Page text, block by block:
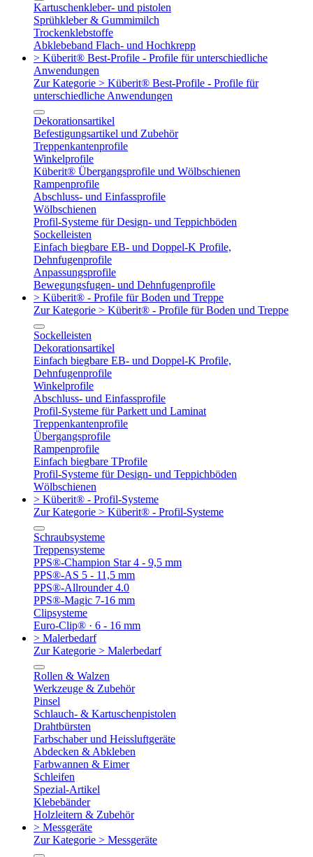
Kartuschenkleber- und pistolen
Sprühkleber & Gummimilch
Trockenklebstoffe
Abklebeband Flach- und Hochkrepp
> Küberit® Best-Profile - Profile für unterschiedliche
Anwendungen
Zur Kategorie > Küberit® Best-Profile - Profile für
unterschiedliche Anwendungen
Dekorationsartikel
Befestigungsartikel und Zubehör
Treppenkantenprofile
Winkelprofile
Küberit® Übergangsprofile und Wölbschienen
Rampenprofile
Abschluss- und Einfassprofile
Wölbschienen
Profil-Systeme für Design- und Teppichböden
Sockelleisten
Einfach biegbare EB- und Doppel-K Profile,
Dehnfugenprofile
Anpassungsprofile
Bewegungsfugen- und Dehnfugenprofile
> Küberit® - Profile für Boden und Treppe
Zur Kategorie > Küberit® - Profile für Boden und Treppe
Sockelleisten
Dekorationsartikel
Einfach biegbare EB- und Doppel-K Profile,
Dehnfugenprofile
Winkelprofile
Abschluss- und Einfassprofile
Profil-Systeme für Parkett und Laminat
Treppenkantenprofile
Übergangsprofile
Rampenprofile
Einfach biegbare TProfile
Profil-Systeme für Design- und Teppichböden
Wölbschienen
> Küberit® - Profil-Systeme
Zur Kategorie > Küberit® - Profil-Systeme
Schraubsysteme
Treppensysteme
PPS®-Champion Star 4 - 9,5 mm
PPS®-AS 5 - 11,5 mm
PPS®-Allrounder 4.0
PPS®-Magic 7-16 mm
Clipsysteme
Euro-Clip® · 6 - 16 mm
> Malerbedarf
Zur Kategorie > Malerbedarf
Rollen & Walzen
Werkzeuge & Zubehör
Pinsel
Schlauch- & Kartuschenpistolen
Drahtbürsten
Farbschaber und Heissluftgeräte
Abdecken & Abkleben
Farbwannen & Eimer
Schleifen
Spezial-Artikel
Klebebänder
Holzleitern & Zubehör
> Messgeräte
Zur Kategorie > Messgeräte